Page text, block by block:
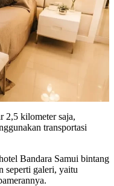
2,5 kilometer saja,
transportasi
Bandara Samui bintang
seperti galeri, yaitu